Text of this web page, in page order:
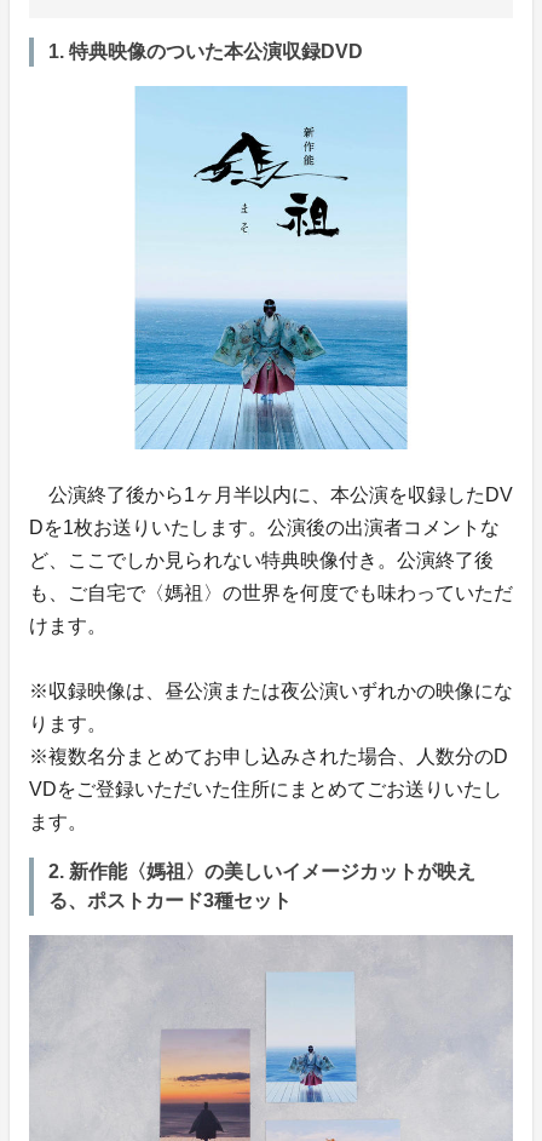
1. 特典映像のついた本公演収録DVD
公演終了後から1ヶ月半以内に、本公演を収録したDV
Dを1枚お送りいたします。公演後の出演者コメントな
ど、ここでしか見られない特典映像付き。公演終了後
も、ご自宅で〈媽祖〉の世界を何度でも味わっていただ
けます。
※収録映像は、昼公演または夜公演いずれかの映像にな
ります。
※複数名分まとめてお申し込みされた場合、人数分のD
VDをご登録いただいた住所にまとめてごお送りいたし
ます。
2. 新作能〈媽祖〉の美しいイメージカットが映え
る、ポストカード3種セット